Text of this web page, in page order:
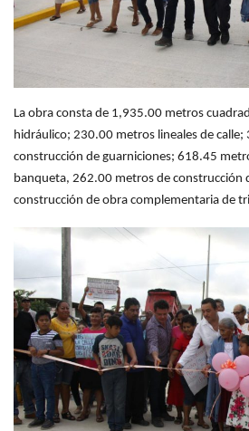
La obra consta de 1,935.00 metros
hidráulico; 230.00 metros lineales de
construcción de guarniciones; 618.45
banqueta, 262.00 metros de construcción
construcción de obra complementaria de